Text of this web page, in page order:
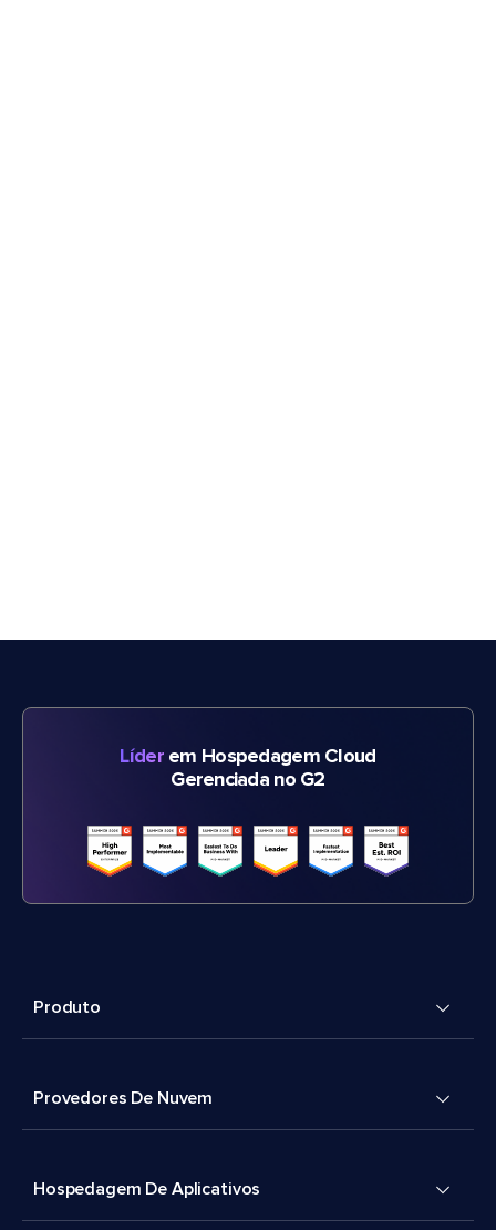
Líderem Hospedagem Cloud
Gerenciada no G2
Produto
Provedores De Nuvem
Hospedagem De Aplicativos